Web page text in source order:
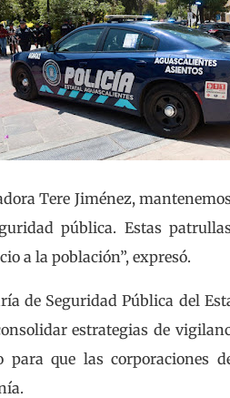
Tere Jiménez,
pública. Estas
a la población”, expresó.
de Seguridad Pública del
estrategias de
para que las corporaciones